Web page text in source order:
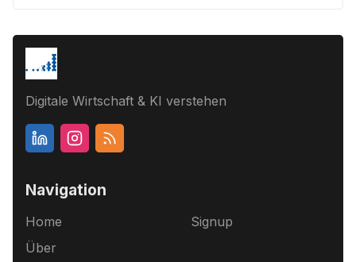
Digitale Wirtschaft & KI verstehen
Navigation
Home
Über
Signup